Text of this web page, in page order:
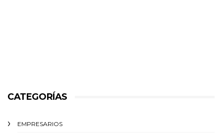
CATEGORÍAS
EMPRESARIOS